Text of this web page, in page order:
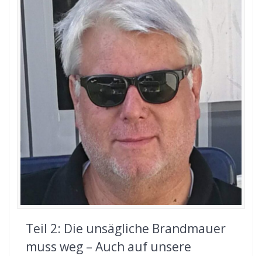
Teil 2: Die unsägliche Brandmauer
muss weg – Auch auf unsere